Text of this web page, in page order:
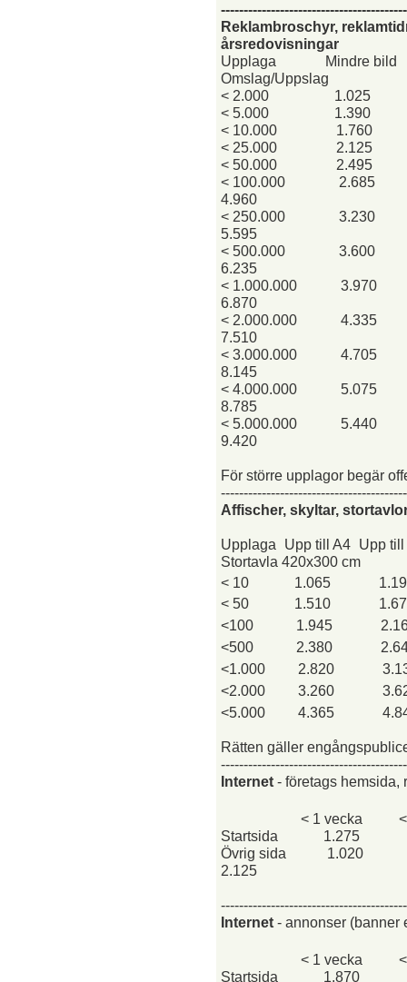
Reklambroschyr,
årsredovisningar
Upplaga
Mindre bild
Omslag/Uppslag
< 2.000
1.025
< 5.000
1.390
< 10.000
1.760
< 25.000
2.125
< 50.000
2.495
< 100.000
2.685
4.960
< 250.000
3.230
5.595
< 500.000
3.600
6.235
< 1.000.000
3.970
6.870
< 2.000.000
4.335
7.510
< 3.000.000
4.705
8.145
< 4.000.000
5.075
8.785
< 5.000.000
5.440
9.420
För större upplagor begär
Affischer, skyltar,
Upplaga Upp till A4 Upp
Stortavla 420x300 cm
< 10
1.065
< 50
1.510
<100
1.945
<500
2.380
<1.000
2.820
<2.000
3.260
<5.000
4.365
Rätten gäller
Internet - företags hemsida,
< 1 vecka
Startsida
1.275
Övrig sida
1.020
2.125
Internet - annonser (banner
< 1 vecka
Startsida
1.870